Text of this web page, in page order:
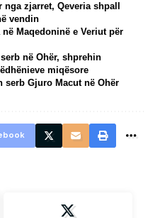
zjarret, Qeveria shpall
vendin
Maqedoninë e Veriut për
në Ohër, shprehin
miqësore
Gjuro Macut në Ohër